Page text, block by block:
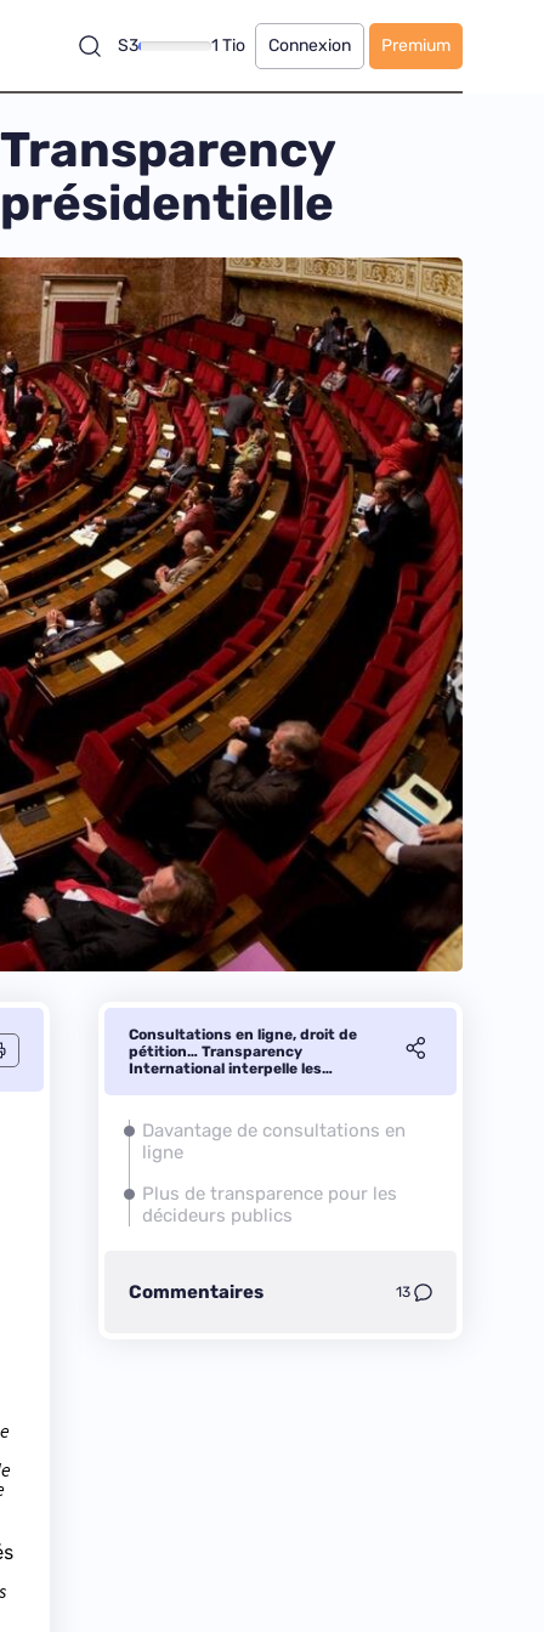
S3 1 Tio Connexion Premium
Consultations en ligne, droit de
pétition… Transparency
International interpelle les
Davantage de consultations en
ligne
Plus de transparence pour les
décideurs publics
Commentaires 13